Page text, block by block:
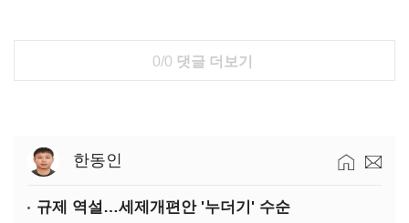
0/0 댓글 더보기
한동인
규제 역설…세제개편안 '누더기' 수순